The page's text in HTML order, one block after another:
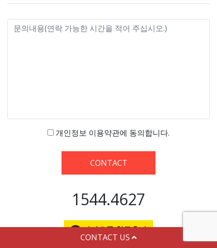
개인정보 이용약관에 동의합니다.
CONTACT
1544.4627
카카오톡 친구추가
CONTACT US